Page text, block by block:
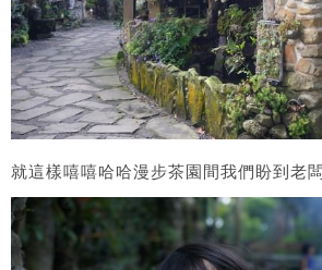
就這樣嘻嘻哈哈漫步茶園間我們盼到老